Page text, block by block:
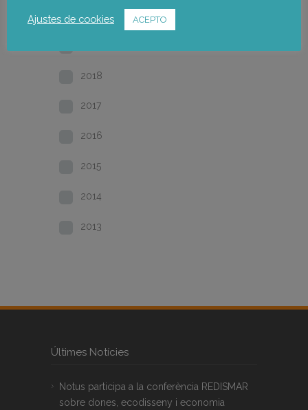
2020
2018
2017
2016
2015
2014
2013
Últimes Notícies
Notus participa a la conferència REDISMAR
sobre dones, ecodisseny i economia
Ajustes de cookies ACEPTO